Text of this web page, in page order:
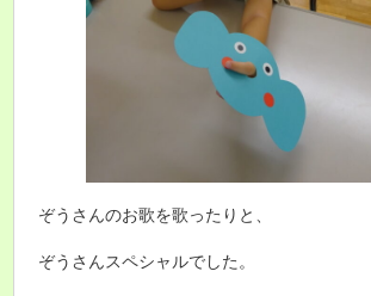
ぞうさんのお歌を歌ったりと、
ぞうさんスペシャルでした。